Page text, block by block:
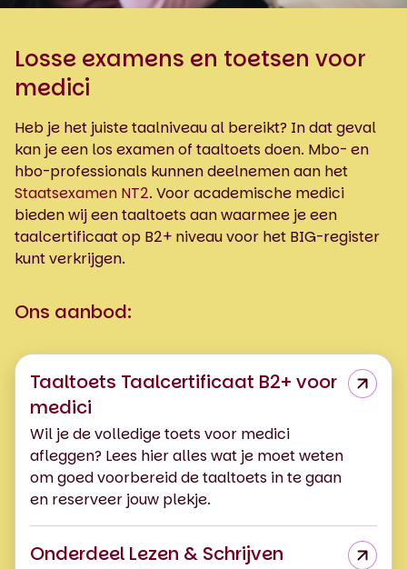
Losse examens en toetsen voor
medici
Heb je het juiste taalniveau al bereikt? In dat geval
kan je een los examen of taaltoets doen. Mbo- en
hbo-professionals kunnen deelnemen aan het
Staatsexamen NT2. Voor academische medici
bieden wij een taaltoets aan waarmee je een
taalcertificaat op B2+ niveau voor het BIG-register
kunt verkrijgen.
Ons aanbod:
Taaltoets Taalcertificaat B2+ voor
medici
Wil je de volledige toets voor medici
afleggen? Lees hier alles wat je moet weten
om goed voorbereid de taaltoets in te gaan
en reserveer jouw plekje.
Onderdeel Lezen & Schrijven